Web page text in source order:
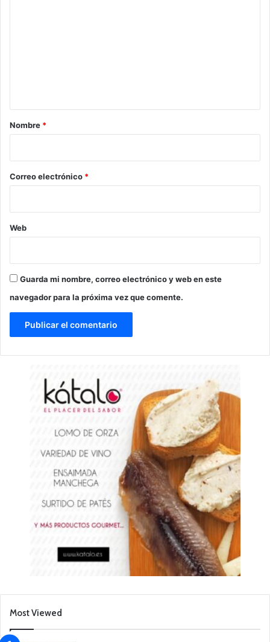
r
*
Nombre *
Correo electrónico *
Web
Guarda mi nombre, correo electrónico y web en este
navegador para la próxima vez que comente.
Most Viewed